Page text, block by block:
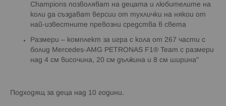
Champions позволяват на децата и любителите на
коли да създават версии от тухлички на някои от
най-известните превозни средства в света
Размери – комплект за игра с кола от 267 части с
болид Mercedes-AMG PETRONAS F1® Team с размери
над 4 см височина, 20 см дължина и 8 см ширина"
Подходящ за деца над 10 години.